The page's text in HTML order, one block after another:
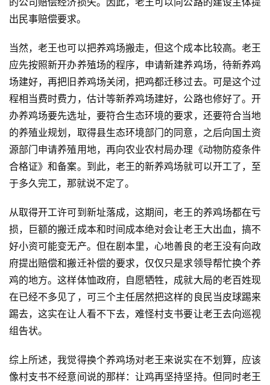
页
出民事赔偿要求。
当然，老王也可以把养鸡场搬走，但这个成本比较高。老王
应先按照新开办养殖场的程序，申请新建养鸡场，待新养鸡
场建好，再把旧养鸡场关闭，把鸡都迁移过去。可是这个过
程相当费时费力，估计等新养鸡场建好，公路也修好了。开
办养鸡场要先选址，要符合生态环境的要求，还要符合当地
的养殖业规划，取得县生态环境部门的同意，之后向国土资
源部门申请养殖用地，再向农业农村局办理《动物防疫条件
合格证》和备案。到此，老王的新养鸡场就可以开工了，至
于多久完工，那就说不定了。
从取得开工许可到新址落成，这期间，老王的养鸡场都在亏
损，巨额的搬迁成本和时间成本绝对会让老王大出血，搞不
好小资可能变无产。但在剧本里，心地善良的老王没有向政
府提出赔偿和搬迁补偿的要求，仅仅只是求领导帮忙换个养
鸡的地方。这样体恤政府，自愿牺牲，成就大局的老百姓现
在已经不多见了，可三个主任居然把这样的良民当皮球踢来
踢去，这实在让人看不下去，难怪村支书要让老王去向巡视
组告状。
综上所述，我觉得换个养鸡场对老王来说实在不划算，应该
像村支书不经意间说的那样：让鸡再坚持坚持。但同时老王